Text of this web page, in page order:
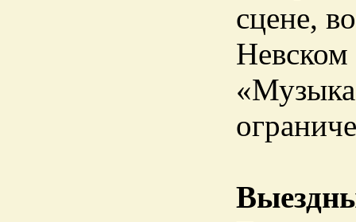
сцене,
Невском
«Музыка